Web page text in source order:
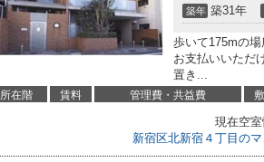
築年 築31年
歩いて175mの
お支払いいただ
置き...
所在階 賃料 管理費・共益費
現在空室
新宿区北新宿４丁目の